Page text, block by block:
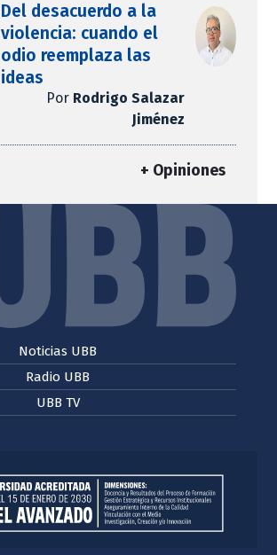
Del desacuerdo a la
violencia: cuando el
odio reemplaza las
ideas
Por Rodrigo Salazar
Jiménez
+ Opiniones
Noticias UBB
Radio UBB
UBB TV